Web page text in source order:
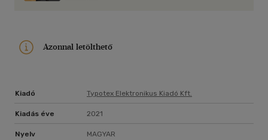
Azonnal letölthető
Kiadó Typotex Elektronikus Kiadó Kft.
Kiadás éve 2021
Nyelv MAGYAR